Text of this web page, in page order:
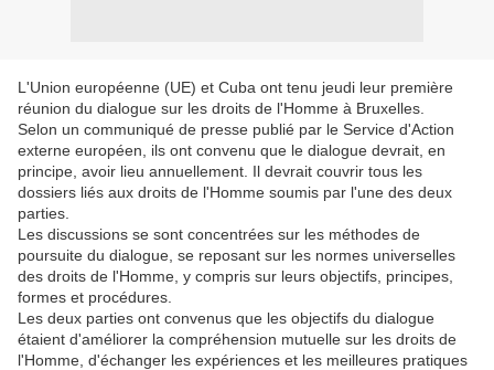
L'Union européenne (UE) et Cuba ont tenu jeudi leur première
réunion du dialogue sur les droits de l'Homme à Bruxelles.
Selon un communiqué de presse publié par le Service d'Action
externe européen, ils ont convenu que le dialogue devrait, en
principe, avoir lieu annuellement. Il devrait couvrir tous les
dossiers liés aux droits de l'Homme soumis par l'une des deux
parties.
Les discussions se sont concentrées sur les méthodes de
poursuite du dialogue, se reposant sur les normes universelles
des droits de l'Homme, y compris sur leurs objectifs, principes,
formes et procédures.
Les deux parties ont convenus que les objectifs du dialogue
étaient d'améliorer la compréhension mutuelle sur les droits de
l'Homme, d'échanger les expériences et les meilleures pratiques